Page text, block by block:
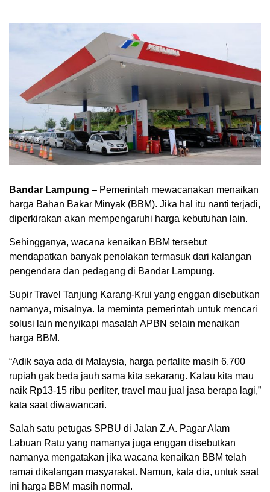
Bandar Lampung – Pemerintah mewacanakan menaikan
harga Bahan Bakar Minyak (BBM). Jika hal itu nanti terjadi,
diperkirakan akan mempengaruhi harga kebutuhan lain.
Sehingganya, wacana kenaikan BBM tersebut
mendapatkan banyak penolakan termasuk dari kalangan
pengendara dan pedagang di Bandar Lampung.
Supir Travel Tanjung Karang-Krui yang enggan disebutkan
namanya, misalnya. Ia meminta pemerintah untuk mencari
solusi lain menyikapi masalah APBN selain menaikan
harga BBM.
“Adik saya ada di Malaysia, harga pertalite masih 6.700
rupiah gak beda jauh sama kita sekarang. Kalau kita mau
naik Rp13-15 ribu perliter, travel mau jual jasa berapa lagi,”
kata saat diwawancari.
Salah satu petugas SPBU di Jalan Z.A. Pagar Alam
Labuan Ratu yang namanya juga enggan disebutkan
namanya mengatakan jika wacana kenaikan BBM telah
ramai dikalangan masyarakat. Namun, kata dia, untuk saat
ini harga BBM masih normal.